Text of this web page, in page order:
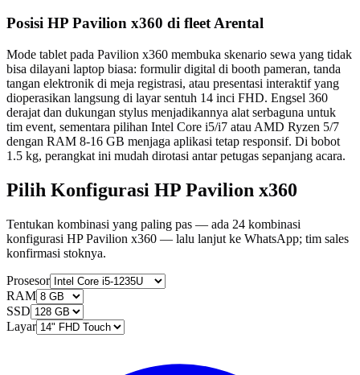
Posisi HP Pavilion x360 di fleet Arental
Mode tablet pada Pavilion x360 membuka skenario sewa yang tidak
bisa dilayani laptop biasa: formulir digital di booth pameran, tanda
tangan elektronik di meja registrasi, atau presentasi interaktif yang
dioperasikan langsung di layar sentuh 14 inci FHD. Engsel 360
derajat dan dukungan stylus menjadikannya alat serbaguna untuk
tim event, sementara pilihan Intel Core i5/i7 atau AMD Ryzen 5/7
dengan RAM 8-16 GB menjaga aplikasi tetap responsif. Di bobot
1.5 kg, perangkat ini mudah dirotasi antar petugas sepanjang acara.
Pilih Konfigurasi HP Pavilion x360
Tentukan kombinasi yang paling pas — ada 24 kombinasi
konfigurasi HP Pavilion x360 — lalu lanjut ke WhatsApp; tim sales
konfirmasi stoknya.
Prosesor
RAM
SSD
Layar